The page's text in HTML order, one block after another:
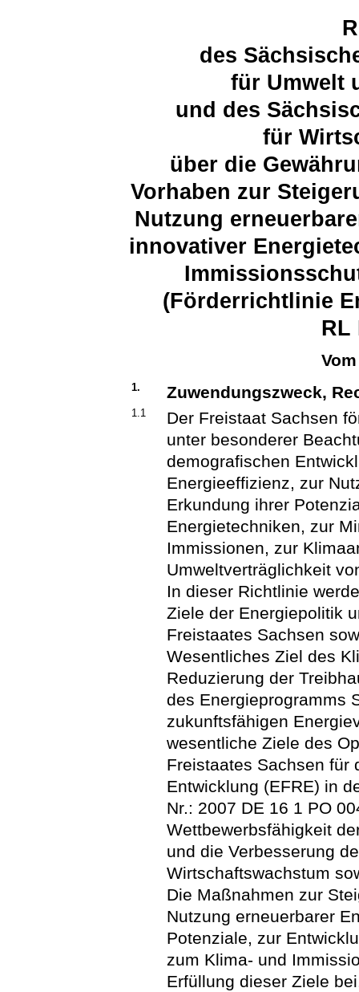
des
für Umwelt
und des
für
über die
Vorhaben zur
Nutzung
innovativer
(Förderrichtlinie
RL
1. Zuwendungszweck,
1.1
Der Freistaat Sachsen
unter besonderer
demografischen
Energieeffizienz, zur
Erkundung ihrer
Energietechniken, zur
Immissionen, zur
Umweltverträglichkeit
In dieser Richtlinie
Ziele der Energiepolitik
Freistaates Sachsen
Wesentliches Ziel des
Reduzierung der
des Energieprogramms
zukunftsfähigen
wesentliche Ziele des
Freistaates Sachsen für
Entwicklung (EFRE) in
Nr.: 2007 DE 16 1 PO
Wettbewerbsfähigkeit
und die Verbesserung
Wirtschaftswachstum
Die Maßnahmen zur
Nutzung erneuerbarer
Potenziale, zur
zum Klima- und
Erfüllung dieser Ziele